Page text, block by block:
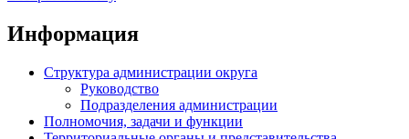
Информация
Структура администрации округа
Руководство
Подразделения администрации
Полномочия, задачи и функции